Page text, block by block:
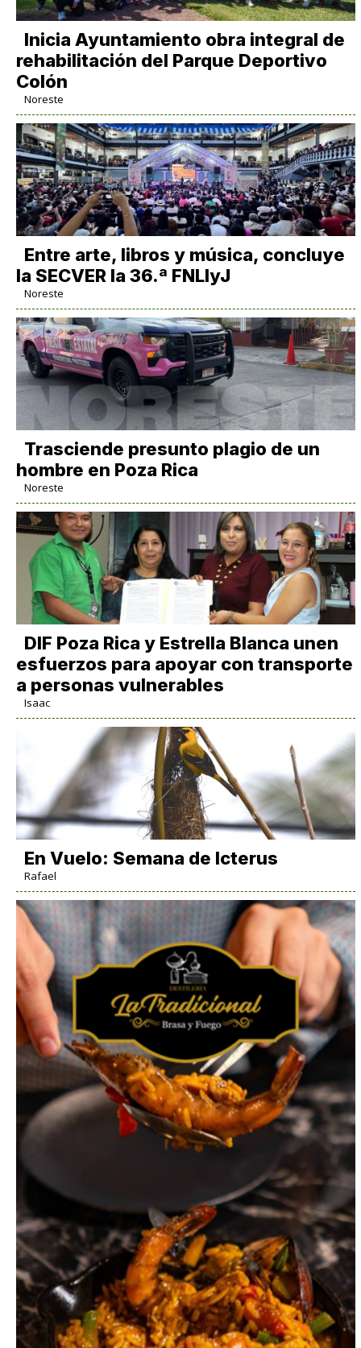
Inicia Ayuntamiento obra integral de
rehabilitación del Parque Deportivo
Colón
Noreste
Entre arte, libros y música, concluye
la SECVER la 36.ª FNLIyJ
Noreste
Trasciende presunto plagio de un
hombre en Poza Rica
Noreste
DIF Poza Rica y Estrella Blanca unen
esfuerzos para apoyar con transporte
a personas vulnerables
Isaac
En Vuelo: Semana de Icterus
Rafael